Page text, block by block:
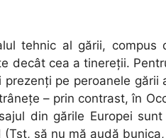
tehnic al gării,
decât cea a tinereţii.
prezenţi pe peroanele
– prin contrast, în
din gările Europei
(Tst, să nu mă audă